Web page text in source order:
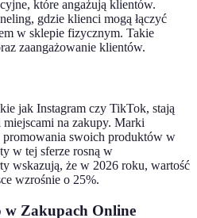
które angażują klientów.
gdzie klienci mogą łączyć
w sklepie fizycznym. Takie
zaangażowanie klientów.
jak Instagram czy TikTok, stają
na zakupy. Marki
swoich produktów w
w tej sferze rosną w
wskazują, że w 2026 roku, wartość
wzrośnie o 25%.
w Zakupach Online